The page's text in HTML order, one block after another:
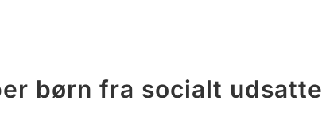
børn fra socialt udsatte